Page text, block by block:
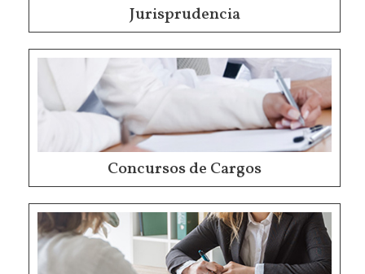
Jurisprudencia
Concursos de Cargos